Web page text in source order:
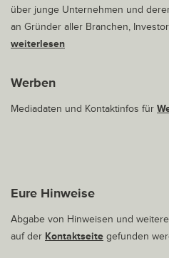
über junge Unternehmen und
an Gründer aller Branchen,
weiterlesen
Werben
Mediadaten und Kontaktinfos für
Eure Hinweise
Abgabe von Hinweisen und
auf der Kontaktseite gefunden